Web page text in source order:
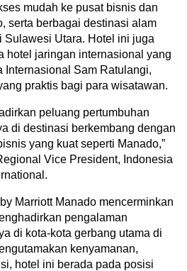
mudah ke pusat bisnis dan
serta berbagai destinasi alam
Sulawesi Utara. Hotel ini juga
hotel jaringan internasional yang
Internasional Sam Ratulangi,
praktis bagi para wisatawan.
peluang pertumbuhan
di destinasi berkembang dengan
yang kuat seperti Manado,”
Vice President, Indonesia
Marriott Manado mencerminkan
pengalaman
di kota-kota gerbang utama di
kenyamanan,
hotel ini berada pada posisi